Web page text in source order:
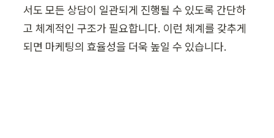
서도 모든 상담이 일관되게 진행될 수 있도록 간단하
고 체계적인 구조가 필요합니다. 이런 체계를 갖추게
되면 마케팅의 효율성을 더욱 높일 수 있습니다.